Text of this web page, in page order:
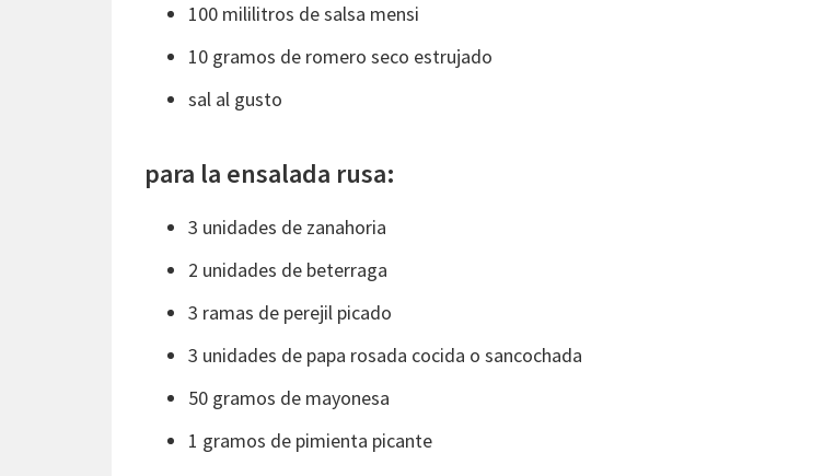
100 mililitros de salsa mensi
10 gramos de romero seco estrujado
sal al gusto
para la ensalada rusa:
3 unidades de zanahoria
2 unidades de beterraga
3 ramas de perejil picado
3 unidades de papa rosada cocida o sancochada
50 gramos de mayonesa
1 gramos de pimienta picante